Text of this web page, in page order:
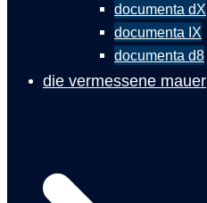
documenta dX
documenta IX
documenta d8
die vermessene mauer